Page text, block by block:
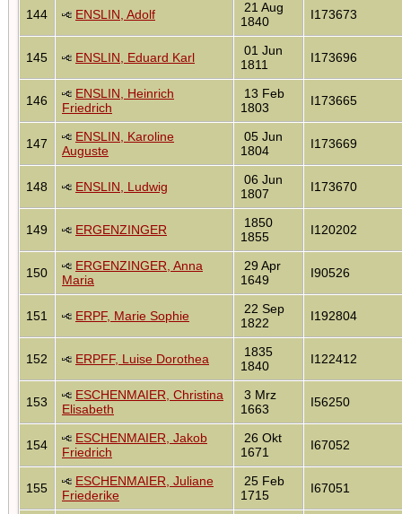
144 ENSLIN, Adolf
21 Aug
1840
I173673
145 ENSLIN, Eduard Karl
01 Jun
1811
I173696
146
ENSLIN, Heinrich
Friedrich
13 Feb
1803
I173665
147
ENSLIN, Karoline
Auguste
05 Jun
1804
I173669
148 ENSLIN, Ludwig
06 Jun
1807
I173670
149 ERGENZINGER
1850
1855
I120202
150
ERGENZINGER, Anna
Maria
29 Apr
1649
I90526
151 ERPF, Marie Sophie
22 Sep
1822
I192804
152 ERPFF, Luise Dorothea
1835
1840
I122412
153
ESCHENMAIER, Christina
Elisabeth
3 Mrz
1663
I56250
154
ESCHENMAIER, Jakob
Friedrich
26 Okt
1671
I67052
155
ESCHENMAIER, Juliane
Friederike
25 Feb
1715
I67051